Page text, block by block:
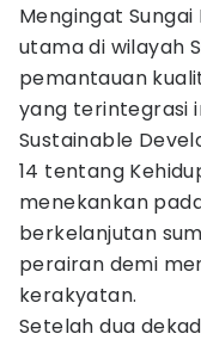
Mengingat
utama di wilayah
pemantauan
yang terintegrasi
Sustainable
14 tentang
menekankan
berkelanjutan
perairan demi
kerakyatan.
Setelah dua